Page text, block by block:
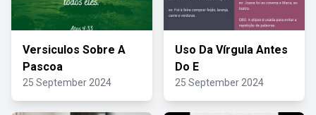
Versiculos Sobre A
Pascoa
25 September 2024
Uso Da Vírgula Antes
Do E
25 September 2024